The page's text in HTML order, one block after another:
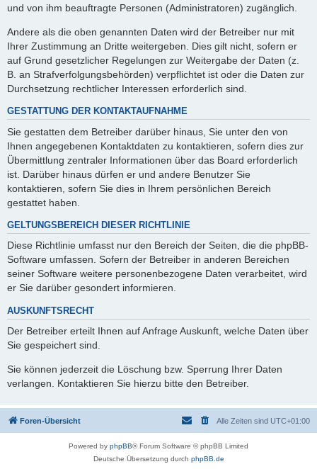
und von ihm beauftragte Personen (Administratoren) zugänglich.
Andere als die oben genannten Daten wird der Betreiber nur mit
Ihrer Zustimmung an Dritte weitergeben. Dies gilt nicht, sofern er
auf Grund gesetzlicher Regelungen zur Weitergabe der Daten (z.
B. an Strafverfolgungsbehörden) verpflichtet ist oder die Daten zur
Durchsetzung rechtlicher Interessen erforderlich sind.
GESTATTUNG DER KONTAKTAUFNAHME
Sie gestatten dem Betreiber darüber hinaus, Sie unter den von
Ihnen angegebenen Kontaktdaten zu kontaktieren, sofern dies zur
Übermittlung zentraler Informationen über das Board erforderlich
ist. Darüber hinaus dürfen er und andere Benutzer Sie
kontaktieren, sofern Sie dies in Ihrem persönlichen Bereich
gestattet haben.
GELTUNGSBEREICH DIESER RICHTLINIE
Diese Richtlinie umfasst nur den Bereich der Seiten, die die phpBB-
Software umfassen. Sofern der Betreiber in anderen Bereichen
seiner Software weitere personenbezogene Daten verarbeitet, wird
er Sie darüber gesondert informieren.
AUSKUNFTSRECHT
Der Betreiber erteilt Ihnen auf Anfrage Auskunft, welche Daten über
Sie gespeichert sind.
Sie können jederzeit die Löschung bzw. Sperrung Ihrer Daten
verlangen. Kontaktieren Sie hierzu bitte den Betreiber.
Foren-Übersicht Alle Zeiten sind UTC+01:00
Powered by phpBB® Forum Software © phpBB Limited
Deutsche Übersetzung durch phpBB.de